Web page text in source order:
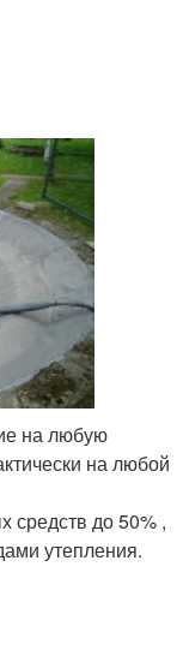
на любую
на любой
средств до 50% ,
утепления.